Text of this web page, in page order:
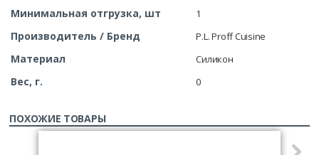
Минимальная отгрузка, шт 1
Производитель / Бренд P.L. Proff Cuisine
Материал Силикон
Вес, г. 0
ПОХОЖИЕ ТОВАРЫ